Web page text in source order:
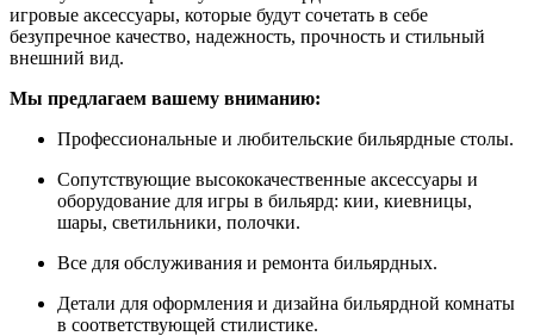
игровые аксессуары, которые будут сочетать в себе
безупречное качество, надежность, прочность и стильный
внешний вид.
Мы предлагаем вашему вниманию:
Профессиональные и любительские бильярдные столы.
Сопутствующие высококачественные аксессуары и
оборудование для игры в бильярд: кии, киевницы,
шары, светильники, полочки.
Все для обслуживания и ремонта бильярдных.
Детали для оформления и дизайна бильярдной комнаты
в соответствующей стилистике.